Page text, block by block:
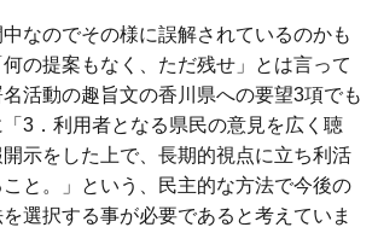
なのでその様に誤解されているのかも
の提案もなく、ただ残せ」とは言って
活動の趣旨文の香川県への要望3項でも
3．利用者となる県民の意見を広く聴
示をした上で、長期的視点に立ち利活
と。」という、民主的な方法で今後の
選択する事が必要であると考えていま